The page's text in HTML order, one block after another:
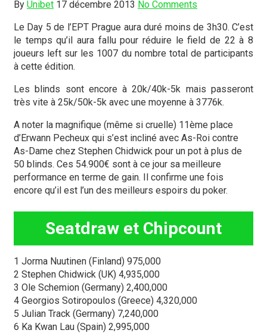
By Unibet 17 décembre 2013 No Comments
Le Day 5 de l’EPT Prague aura duré moins de 3h30. C’est
le temps qu’il aura fallu pour réduire le field de 22 à 8
joueurs left sur les 1007 du nombre total de participants
à cette édition.
Les blinds sont encore à 20k/40k-5k mais passeront
très vite à 25k/50k-5k avec une moyenne à 3776k.
A noter la magnifique (même si cruelle) 11ème place
d’Erwann Pecheux qui s’est incliné avec As-Roi contre
As-Dame chez Stephen Chidwick pour un pot à plus de
50 blinds. Ces 54.900€ sont à ce jour sa meilleure
performance en terme de gain. Il confirme une fois
encore qu’il est l’un des meilleurs espoirs du poker.
Seatdraw et Chipcount
1 Jorma Nuutinen (Finland) 975,000
2 Stephen Chidwick (UK) 4,935,000
3 Ole Schemion (Germany) 2,400,000
4 Georgios Sotiropoulos (Greece) 4,320,000
5 Julian Track (Germany) 7,240,000
6 Ka Kwan Lau (Spain) 2,995,000